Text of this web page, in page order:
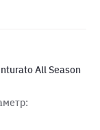
All Season